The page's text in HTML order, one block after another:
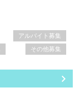
アルバイト募集
その他募集